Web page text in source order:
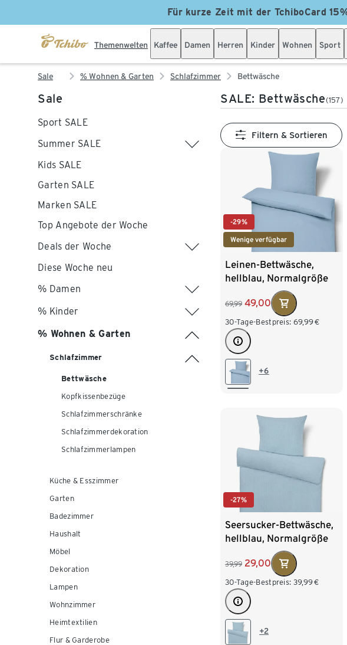
Für kurze Zeit mit der TchiboCard
Themenwelten Kaffee Damen Herren Kinder Wohnen Sport
Sale % Wohnen & Garten Schlafzimmer Bettwäsche
Sale
Sport SALE
Summer SALE
Kids SALE
Garten SALE
Marken SALE
Top Angebote der Woche
Deals der Woche
Diese Woche neu
% Damen
% Kinder
% Wohnen & Garten
Schlafzimmer
Bettwäsche
Kopfkissenbezüge
Schlafzimmerschränke
Schlafzimmerdekoration
Schlafzimmerlampen
Küche & Esszimmer
Garten
Badezimmer
Haushalt
Möbel
Dekoration
Lampen
Wohnzimmer
Heimtextilien
Flur & Garderobe
SALE: Bettwäsche(157)
Filtern & Sortieren
-29%
Wenige verfügbar
Leinen-Bettwäsche,
hellblau, Normalgröße
69,99 49,00
30-Tage-Bestpreis: 69,99€
+6
-27%
Seersucker-Bettwäsche,
hellblau, Normalgröße
39,99 29,00
30-Tage-Bestpreis: 39,99€
+2